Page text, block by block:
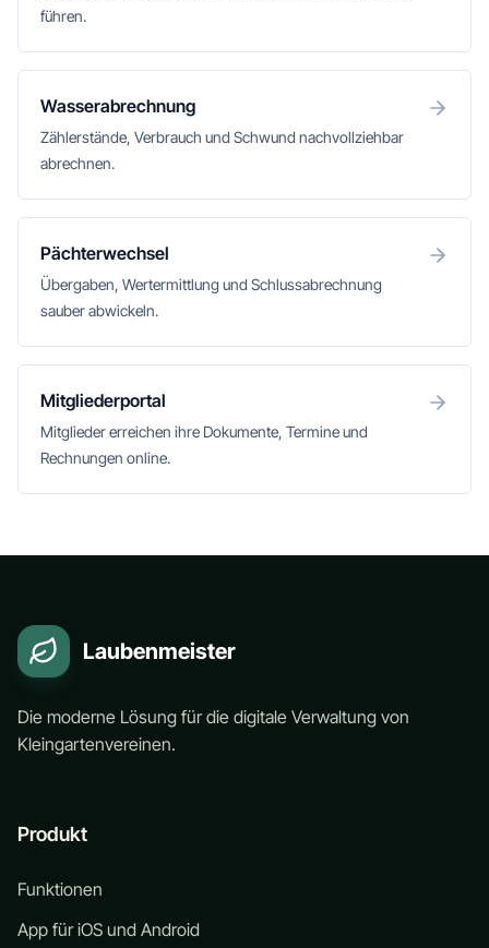
führen.
Wasserabrechnung
Zählerstände, Verbrauch und Schwund nachvollziehbar
abrechnen.
Pächterwechsel
Übergaben, Wertermittlung und Schlussabrechnung
sauber abwickeln.
Mitgliederportal
Mitglieder erreichen ihre Dokumente, Termine und
Rechnungen online.
Laubenmeister
Die moderne Lösung für die digitale Verwaltung von
Kleingartenvereinen.
Produkt
Funktionen
App für iOS und Android